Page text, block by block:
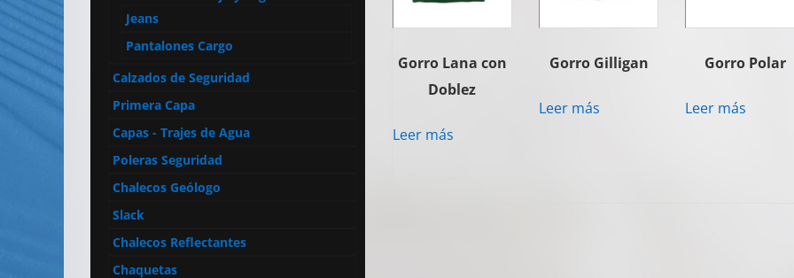
Gorro Lana con
Doblez
Leer más
Gorro Gilligan
Leer más
Gorro Polar
Leer más
Jeans
Pantalones Cargo
Calzados de Seguridad
Primera Capa
Capas - Trajes de Agua
Poleras Seguridad
Chalecos Geólogo
Slack
Chalecos Reflectantes
Chaquetas